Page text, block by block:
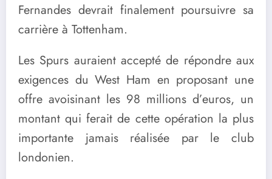
Fernandes devrait finalement poursuivre sa
carrière à Tottenham.
Les Spurs auraient accepté de répondre aux
exigences du West Ham en proposant une
offre avoisinant les 98 millions d’euros, un
montant qui ferait de cette opération la plus
importante jamais réalisée par le club
londonien.